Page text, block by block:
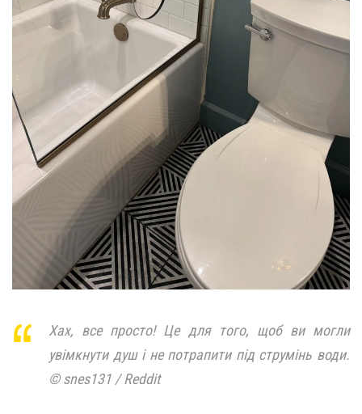
Хах, все просто! Це для того, щоб ви могли
увімкнути душ і не потрапити під струмінь води.
© snes131 / Reddit